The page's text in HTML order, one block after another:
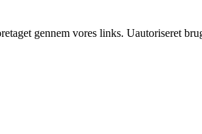
gennem vores links. Uautoriseret